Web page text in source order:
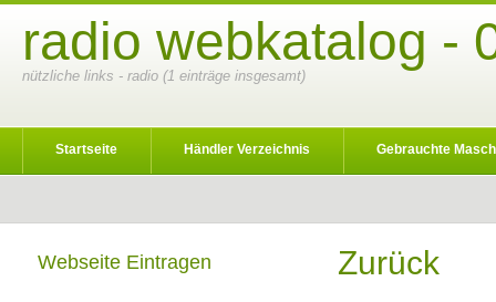
radio webkatalog -
nützliche links - radio (1 einträge insgesamt)
Startseite Händler Verzeichnis Gebrauchte
Zurück
Webseite Eintragen